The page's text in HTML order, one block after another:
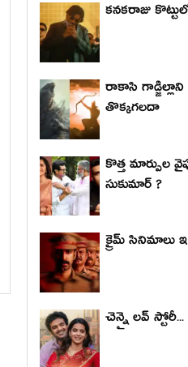
కనకరాజు
రాకాసి
తొక్కగలదా
కొత్త మార్పుల
సుకుమార్ ?
క్రైమ్ సినిమాలు
చెన్నై లవ్ స్టోరీ...